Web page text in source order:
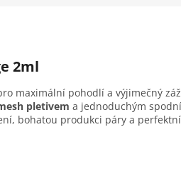
2ml
maximální pohodlí a výjimečný
pletivem a jednoduchým
bohatou produkci páry a